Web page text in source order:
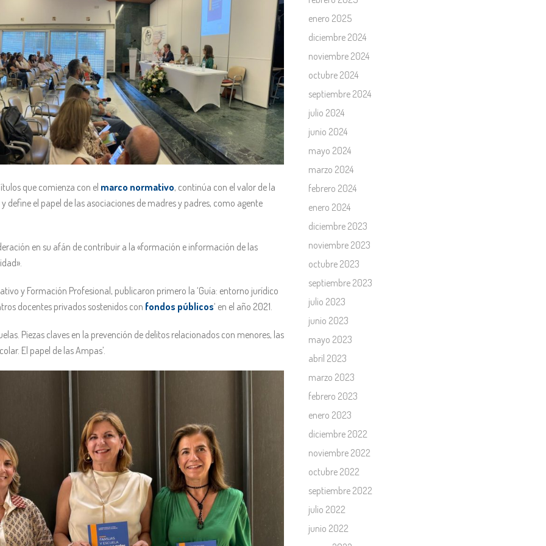
que comienza con el marco normativo, continúa con el valor de la
define el papel de las asociaciones de madres y padres, como agente
en su afán de contribuir a la «formación e información de las
y Formación Profesional, publicaron primero la ‘Guía: entorno jurídico
docentes privados sostenidos con fondos públicos‘ en el año 2021.
Piezas claves en la prevención de delitos relacionados con menores, las
El papel de las Ampas’.
enero 2025
diciembre 2024
noviembre 2024
octubre 2024
septiembre 2024
julio 2024
junio 2024
mayo 2024
marzo 2024
febrero 2024
enero 2024
diciembre 2023
noviembre 2023
octubre 2023
septiembre 2023
julio 2023
junio 2023
mayo 2023
abril 2023
marzo 2023
febrero 2023
enero 2023
diciembre 2022
noviembre 2022
octubre 2022
septiembre 2022
julio 2022
junio 2022